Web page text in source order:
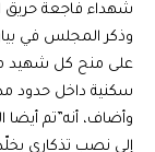
شهداء فاجعة حريق
وذكر المجلس في بيان
على منح كل شهيد
سكنية داخل حدود
وأضاف، أنه”تم
إلى نصب تذكاري